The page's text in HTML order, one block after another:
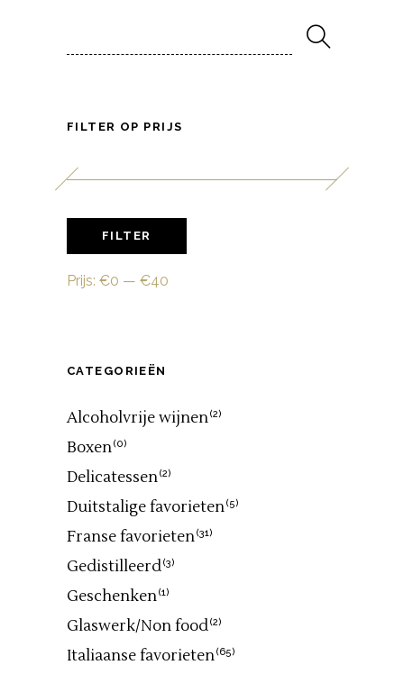
FILTER OP PRIJS
prijs
prijs
FILTER
Prijs: €0 — €40
CATEGORIEËN
Alcoholvrije wijnen(2)
Boxen(0)
Delicatessen(2)
Duitstalige favorieten(5)
Franse favorieten(31)
Gedistilleerd(3)
Geschenken(1)
Glaswerk/Non food(2)
Italiaanse favorieten(65)